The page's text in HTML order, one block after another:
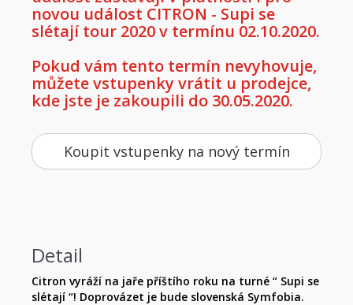
novou událost CITRON - Supi se
slétají tour 2020 v termínu 02.10.2020.
Pokud vám tento termín nevyhovuje,
můžete vstupenky vrátit u prodejce,
kde jste je zakoupili do 30.05.2020.
Koupit vstupenky na nový termín
Detail
Citron vyráží na jaře příštího roku na turné “ Supi se
slétají “! Doprovázet je bude slovenská Symfobia.